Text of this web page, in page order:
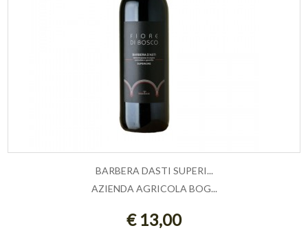
AGGIUNGI AL CARRELLO
BARBERA DASTI SUPERI...
AZIENDA AGRICOLA BOG...
€ 13,00